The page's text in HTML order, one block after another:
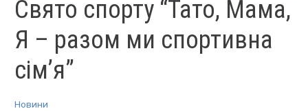
Свято спорту “Тато, Мама,
Я – разом ми спортивна
сім’я”
Новини
СПОРТУ
“ТАТО,
МАМА,
РАЗОМ
СПОРТИВНА
СІМ’Я”